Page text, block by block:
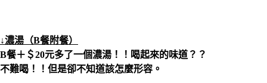
↓濃湯（B餐附餐）
B餐＋＄20元多了一個濃湯！！喝起來的味道？？
不難喝！！但是卻不知道該怎麼形容。